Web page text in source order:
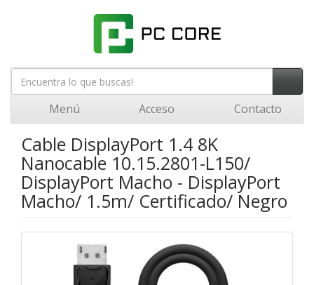
Menú Acceso Contacto
Cable DisplayPort 1.4 8K
Nanocable 10.15.2801-L150/
DisplayPort Macho - DisplayPort
Macho/ 1.5m/ Certificado/ Negro